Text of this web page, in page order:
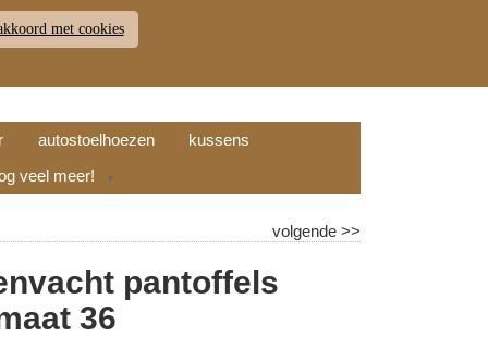
RETOUR WINKELWAGEN (
autostoelhoezen
kussens
veel meer! ▼
volgende>>
pantoffels
36
met cookies